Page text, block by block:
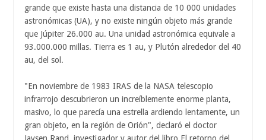
grande que existe hasta una distancia de 10 000 unidades
astronómicas (UA), y no existe ningún objeto más grande
que Júpiter 26.000 au. Una unidad astronómica equivale a
93.000.000 millas. Tierra es 1 au, y Plutón alrededor del 40
au, del sol.
"En noviembre de 1983 IRAS de la NASA telescopio
infrarrojo descubrieron un increíblemente enorme planta,
masivo, lo que parecía una estrella ardiendo lentamente, un
gran objeto, en la región de Orión", declaró el doctor